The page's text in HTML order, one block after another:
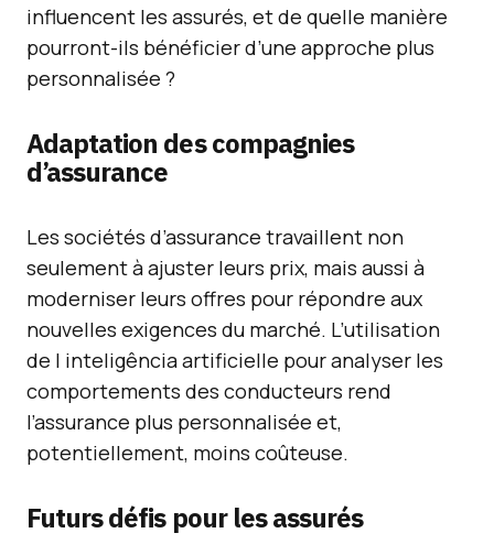
influencent les assurés, et de quelle manière
pourront-ils bénéficier d’une approche plus
personnalisée ?
Adaptation des compagnies
d’assurance
Les sociétés d’assurance travaillent non
seulement à ajuster leurs prix, mais aussi à
moderniser leurs offres pour répondre aux
nouvelles exigences du marché. L’utilisation
de l inteligência artificielle pour analyser les
comportements des conducteurs rend
l’assurance plus personnalisée et,
potentiellement, moins coûteuse.
Futurs défis pour les assurés